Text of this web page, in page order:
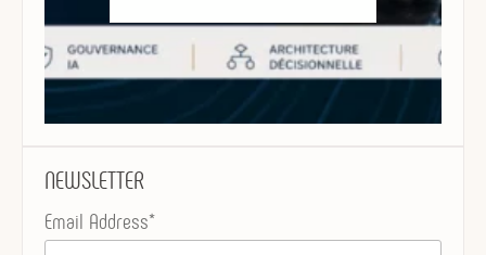
NEWSLETTER
Email Address*